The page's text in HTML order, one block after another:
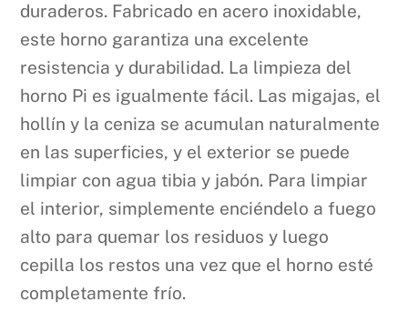
duraderos. Fabricado en acero inoxidable,
este horno garantiza una excelente
resistencia y durabilidad. La limpieza del
horno Pi es igualmente fácil. Las migajas, el
hollín y la ceniza se acumulan naturalmente
en las superficies, y el exterior se puede
limpiar con agua tibia y jabón. Para limpiar
el interior, simplemente enciéndelo a fuego
alto para quemar los residuos y luego
cepilla los restos una vez que el horno esté
completamente frío.